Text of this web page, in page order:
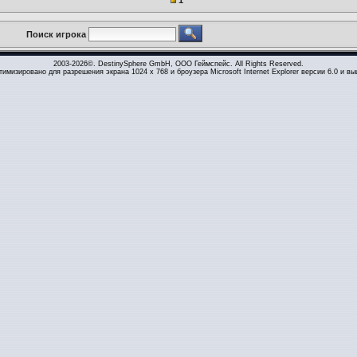
Поиск игрока
2003-2026©. DestinySphere GmbH, ООО Геймспейс. All Rights Reserved.
для разрешения экрана 1024 x 768 и броузера Microsoft Internet Explorer версии 6.0 и